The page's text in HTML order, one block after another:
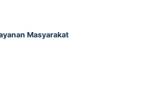
Masyarakat